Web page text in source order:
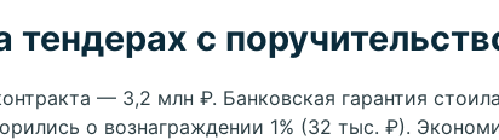
с
— 3,2 млн ₽. Банковская гарантия
о вознаграждении 1% (32 тыс. ₽).